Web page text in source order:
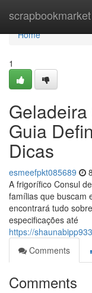
scrapbookmarket
Home
Home
1
Guia
Dicas
esmeefpkt085689
A frigorífico Consul
famílias que buscam
encontrará tudo
especificações até
https://
Comments
Comments